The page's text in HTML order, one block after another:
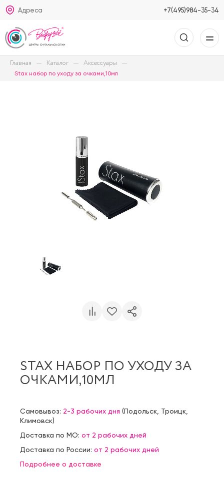
Адреса +7(495)984-35-34
Главная Каталог Аксессуары
Stax набор по уходу за очками,10мл
STAX НАБОР ПО УХОДУ ЗА
ОЧКАМИ,10МЛ
Самовывоз: 2-3 рабочих дня (Подольск Троицк
Климовск)
Доставка по МО: от 2 рабочих дней
Доставка по России: от 2 рабочих дней
Подробнее о доставке